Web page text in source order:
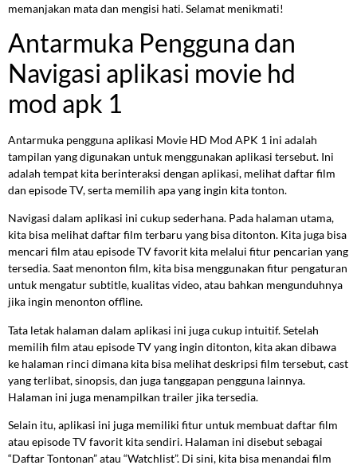
memanjakan mata dan mengisi hati. Selamat menikmati!
Antarmuka Pengguna dan
Navigasi aplikasi movie hd
mod apk 1
Antarmuka pengguna aplikasi Movie HD Mod APK 1 ini adalah
tampilan yang digunakan untuk menggunakan aplikasi tersebut. Ini
adalah tempat kita berinteraksi dengan aplikasi, melihat daftar film
dan episode TV, serta memilih apa yang ingin kita tonton.
Navigasi dalam aplikasi ini cukup sederhana. Pada halaman utama,
kita bisa melihat daftar film terbaru yang bisa ditonton. Kita juga bisa
mencari film atau episode TV favorit kita melalui fitur pencarian yang
tersedia. Saat menonton film, kita bisa menggunakan fitur pengaturan
untuk mengatur subtitle, kualitas video, atau bahkan mengunduhnya
jika ingin menonton offline.
Tata letak halaman dalam aplikasi ini juga cukup intuitif. Setelah
memilih film atau episode TV yang ingin ditonton, kita akan dibawa
ke halaman rinci dimana kita bisa melihat deskripsi film tersebut, cast
yang terlibat, sinopsis, dan juga tanggapan pengguna lainnya.
Halaman ini juga menampilkan trailer jika tersedia.
Selain itu, aplikasi ini juga memiliki fitur untuk membuat daftar film
atau episode TV favorit kita sendiri. Halaman ini disebut sebagai
“Daftar Tontonan” atau “Watchlist”. Di sini, kita bisa menandai film